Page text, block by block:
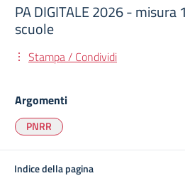
PA DIGITALE 2026 - misura
scuole
Stampa / Condividi
Argomenti
PNRR
Indice della pagina